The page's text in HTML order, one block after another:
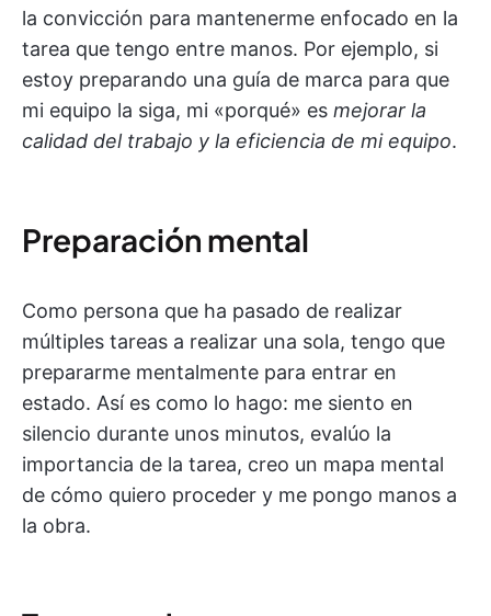
la convicción para mantenerme enfocado en la
tarea que tengo entre manos. Por ejemplo, si
estoy preparando una guía de marca para que
mi equipo la siga, mi «porqué» es mejorar la
calidad del trabajo y la eficiencia de mi equipo.
Preparación mental
Como persona que ha pasado de realizar
múltiples tareas a realizar una sola, tengo que
prepararme mentalmente para entrar en
estado. Así es como lo hago: me siento en
silencio durante unos minutos, evalúo la
importancia de la tarea, creo un mapa mental
de cómo quiero proceder y me pongo manos a
la obra.